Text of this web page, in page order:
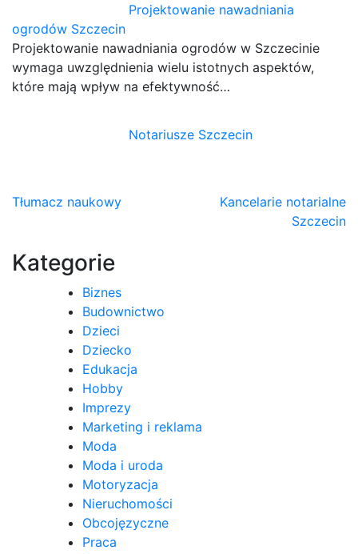
Projektowanie nawadniania
ogrodów Szczecin
Projektowanie nawadniania ogrodów w Szczecinie
wymaga uwzględnienia wielu istotnych aspektów,
które mają wpływ na efektywność…
Notariusze Szczecin
Nawigacja
Tłumacz naukowy
Kancelarie notarialne
Szczecin
Kategorie
Biznes
Budownictwo
Dzieci
Dziecko
Edukacja
Hobby
Imprezy
Marketing i reklama
Moda
Moda i uroda
Motoryzacja
Nieruchomości
Obcojęzyczne
Praca